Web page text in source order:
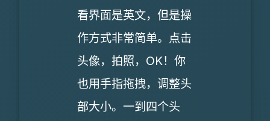
看界面是英文，但是操
作方式非常简单。点击
头像，拍照，OK！你
也用手指拖拽，调整头
部大小。一到四个头